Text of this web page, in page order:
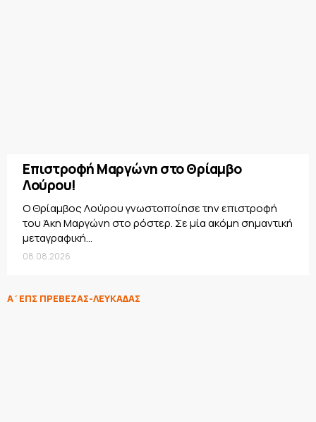
Επιστροφή Μαργώνη στο Θρίαμβο
Λούρου!
Ο Θρίαμβος Λούρου γνωστοποίησε την επιστροφή
του Άκη Μαργώνη στο ρόστερ. Σε μία ακόμη σημαντική
μεταγραφική...
08.08.2026
Α΄ΕΠΣ ΠΡΕΒΕΖΑΣ-ΛΕΥΚΑΔΑΣ